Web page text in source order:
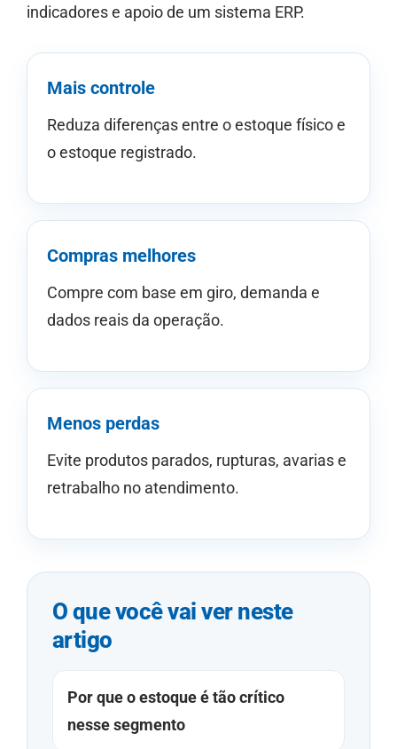
indicadores e apoio de um sistema ERP.
Mais controle
Reduza diferenças entre o estoque físico e
o estoque registrado.
Compras melhores
Compre com base em giro, demanda e
dados reais da operação.
Menos perdas
Evite produtos parados, rupturas, avarias e
retrabalho no atendimento.
O que você vai ver neste
artigo
Por que o estoque é tão crítico
nesse segmento